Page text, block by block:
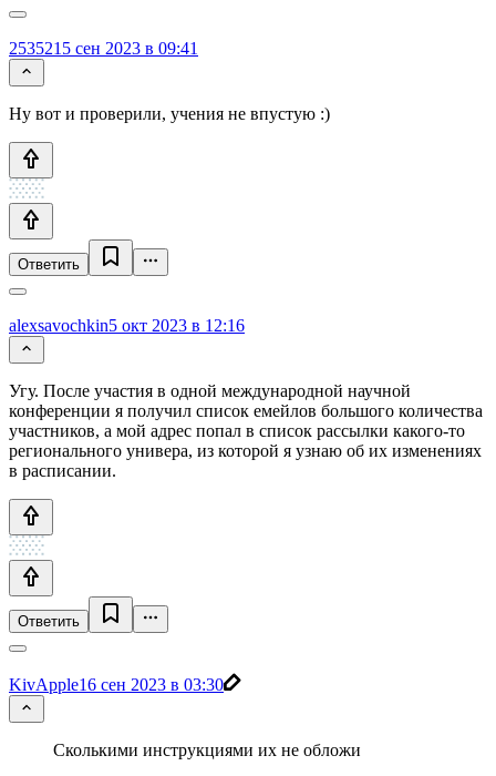
2535215 сен 2023 в 09:41
Ну вот и проверили, учения не впустую :)
Ответить
alexsavochkin5 окт 2023 в 12:16
Угу. После участия в одной международной научной
конференции я получил список емейлов большого количества
участников, а мой адрес попал в список рассылки какого-то
регионального универа, из которой я узнаю об их изменениях
в расписании.
Ответить
KivApple16 сен 2023 в 03:30
Сколькими инструкциями их не обложи